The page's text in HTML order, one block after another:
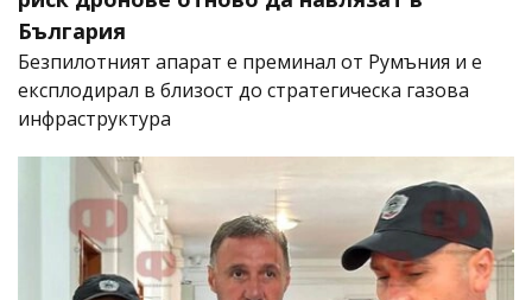
България
Безпилотният апарат е преминал от Румъния и е
експлодирал в близост до стратегическа газова
инфраструктура